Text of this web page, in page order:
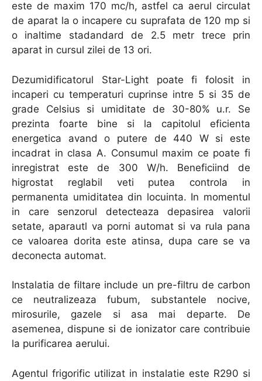
este de maxim 170 mc/h, astfel ca aerul circulat
de aparat la o incapere cu suprafata de 120 mp si
o inaltime stadandard de 2.5 metr trece prin
aparat in cursul zilei de 13 ori.
Dezumidificatorul Star-Light poate fi folosit in
incaperi cu temperaturi cuprinse intre 5 si 35 de
grade Celsius si umiditate de 30-80% u.r. Se
prezinta foarte bine si la capitolul eficienta
energetica avand o putere de 440 W si este
incadrat in clasa A. Consumul maxim ce poate fi
inregistrat este de 300 W/h. Beneficiind de
higrostat reglabil veti putea controla in
permanenta umiditatea din locuinta. In momentul
in care senzorul detecteaza depasirea valorii
setate, aparautl va porni automat si va rula pana
ce valoarea dorita este atinsa, dupa care se va
deconecta automat.
Instalatia de filtare include un pre-filtru de carbon
ce neutralizeaza fubum, substantele nocive,
mirosurile, gazele si asa mai departe. De
asemenea, dispune si de ionizator care contribuie
la purificarea aerului.
Agentul frigorific utilizat in instalatie este R290 si